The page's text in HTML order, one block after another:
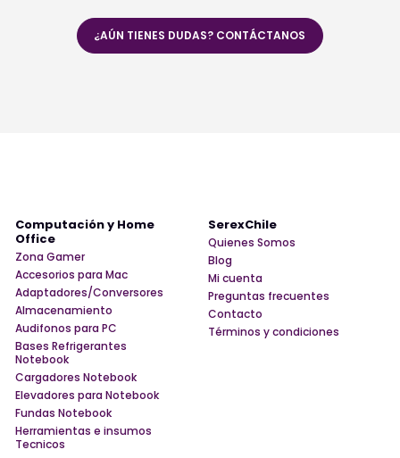
¿AÚN TIENES DUDAS? CONTÁCTANOS
Computación y Home
Office
Zona Gamer
Accesorios para Mac
Adaptadores/Conversores
Almacenamiento
Audifonos para PC
Bases Refrigerantes
Notebook
Cargadores Notebook
Elevadores para Notebook
Fundas Notebook
Herramientas e insumos
Tecnicos
SerexChile
Quienes Somos
Blog
Mi cuenta
Preguntas frecuentes
Contacto
Términos y condiciones